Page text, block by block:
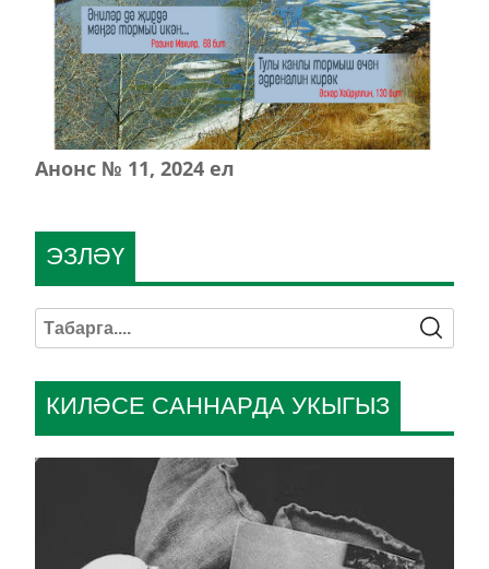
Анонс № 11, 2024 ел
КИЛӘСЕ САННАРДА УКЫГЫЗ
ЭЗЛӘҮ